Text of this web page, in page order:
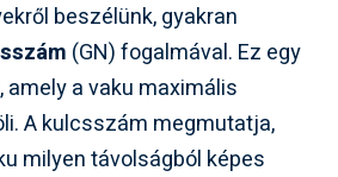
beszélünk, gyakran
(GN) fogalmával. Ez egy
a vaku maximális
A kulcsszám megmutatja,
milyen távolságból képes